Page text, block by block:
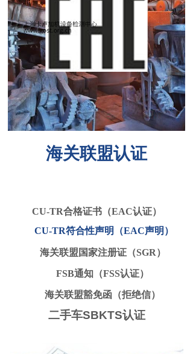
海关联盟认证
CU-TR合格证书（EAC认证）
CU-TR符合性声明（EAC声明 ）
海关联盟 国家注册证（SGR）
FSB通知（FSS认证）
海关联盟豁免函（拒绝信）
二手车SBKTS认证